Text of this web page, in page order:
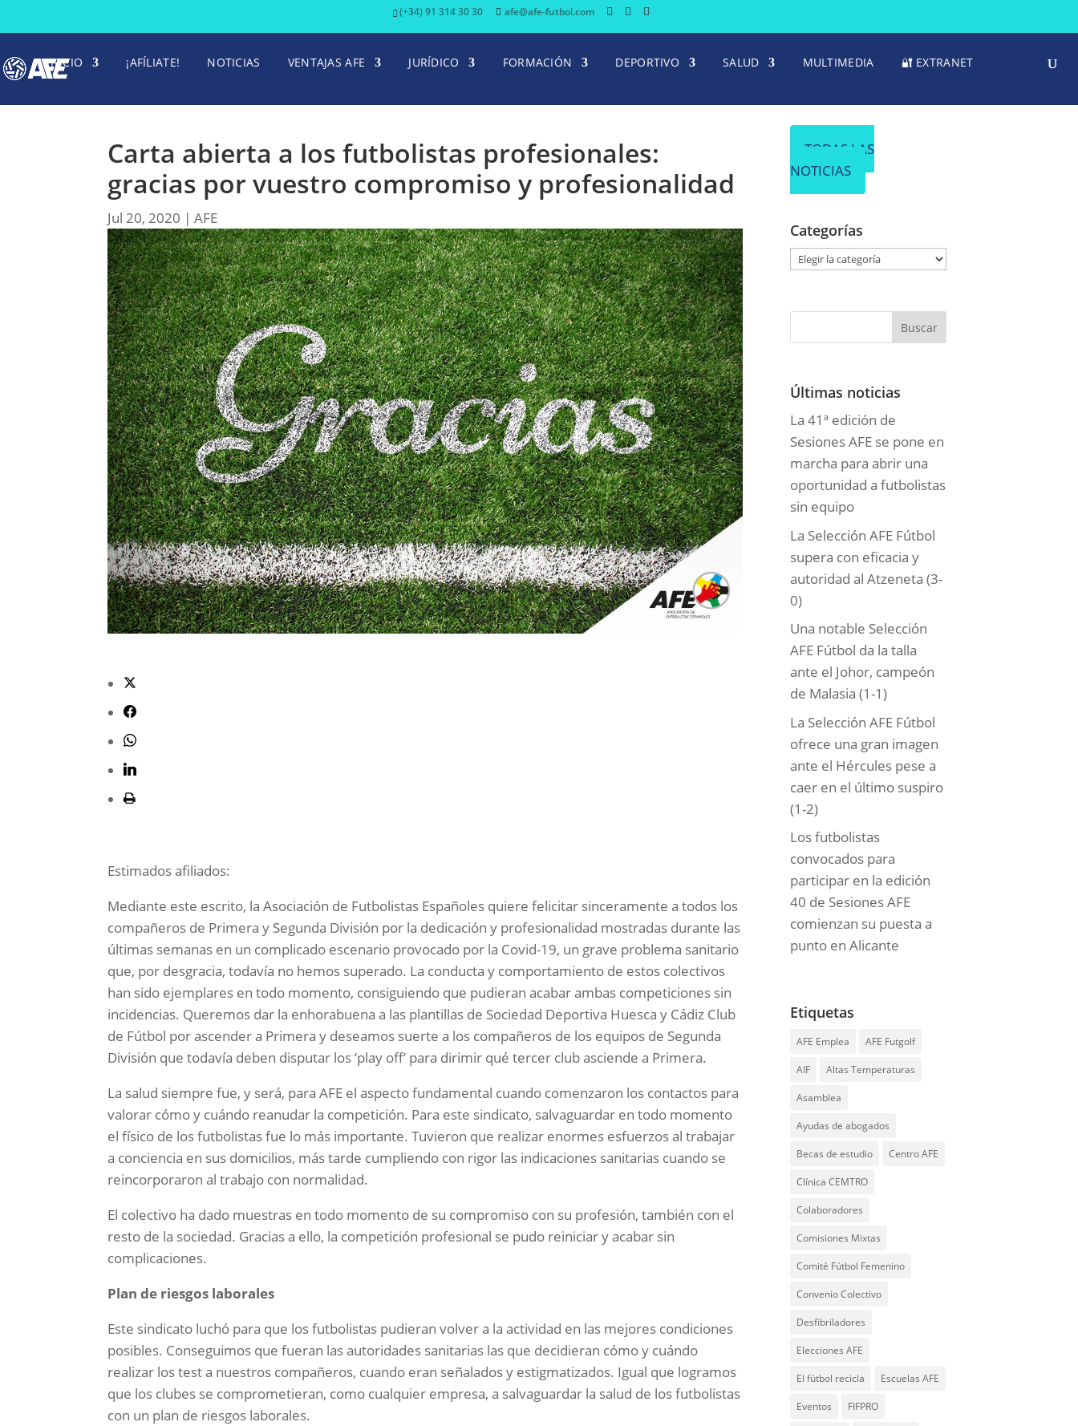
(+34) 91 314 30 30 afe@afe-futbol.com
INICIO ¡AFÍLIATE! NOTICIAS VENTAJAS AFE JURÍDICO FORMACIÓN DEPORTIVO SALUD MULTIMEDIA 🔐 EXTRANET
Carta abierta a los futbolistas profesionales:
gracias por vuestro compromiso y profesionalidad
Jul 20, 2020 |AFE
Estimados afiliados:
Mediante este escrito, la Asociación de Futbolistas Españoles quiere felicitar sinceramente a todos los
compañeros de Primera y Segunda División por la dedicación y profesionalidad mostradas durante las
últimas semanas en un complicado escenario provocado por la Covid-19, un grave problema sanitario
que, por desgracia, todavía no hemos superado. La conducta y comportamiento de estos colectivos
han sido ejemplares en todo momento, consiguiendo que pudieran acabar ambas competiciones sin
incidencias. Queremos dar la enhorabuena a las plantillas de Sociedad Deportiva Huesca y Cádiz Club
de Fútbol por ascender a Primera y deseamos suerte a los compañeros de los equipos de Segunda
División que todavía deben disputar los ‘play off’ para dirimir qué tercer club asciende a Primera.
La salud siempre fue, y será, para AFE el aspecto fundamental cuando comenzaron los contactos para
valorar cómo y cuándo reanudar la competición. Para este sindicato, salvaguardar en todo momento
el físico de los futbolistas fue lo más importante. Tuvieron que realizar enormes esfuerzos al trabajar
a conciencia en sus domicilios, más tarde cumpliendo con rigor las indicaciones sanitarias cuando se
reincorporaron al trabajo con normalidad.
El colectivo ha dado muestras en todo momento de su compromiso con su profesión, también con el
resto de la sociedad. Gracias a ello, la competición profesional se pudo reiniciar y acabar sin
complicaciones.
Plan de riesgos laborales
Este sindicato luchó para que los futbolistas pudieran volver a la actividad en las mejores condiciones
posibles. Conseguimos que fueran las autoridades sanitarias las que decidieran cómo y cuándo
realizar los test a nuestros compañeros, cuando eran señalados y estigmatizados. Igual que logramos
que los clubes se comprometieran, como cualquier empresa, a salvaguardar la salud de los futbolistas
con un plan de riesgos laborales.
TODAS LAS
NOTICIAS
Categorías
g
r
a
s
Últimas noticias
La 41ª edición de
Sesiones AFE se pone en
marcha para abrir una
oportunidad a futbolistas
sin equipo
La Selección AFE Fútbol
supera con eficacia y
autoridad al Atzeneta (3-
0)
Una notable Selección
AFE Fútbol da la talla
ante el Johor, campeón
de Malasia (1-1)
La Selección AFE Fútbol
ofrece una gran imagen
ante el Hércules pese a
caer en el último suspiro
(1-2)
Los futbolistas
convocados para
participar en la edición
40 de Sesiones AFE
comienzan su puesta a
punto en Alicante
Etiquetas
AFE Emplea AFE Futgolf
AIF Altas Temperaturas
Asamblea
Ayudas de abogados
Becas de estudio Centro AFE
Clínica CEMTRO
Colaboradores
Comisiones Mixtas
Comité Fútbol Femenino
Convenio Colectivo
Desfibriladores
Elecciones AFE
El fútbol recicla Escuelas AFE
Eventos FIFPRO